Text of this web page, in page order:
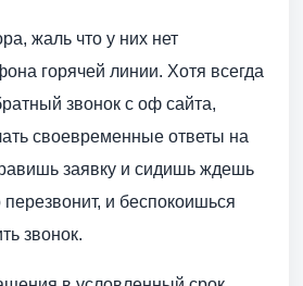
жаль что у них нет
горячей линии. Хотя всегда
звонок с оф сайта,
своевременные ответы на
заявку и сидишь ждешь
перезвонит, и беспокоишься
звонок.